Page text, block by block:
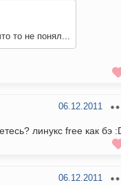
то не понял...
06.12.2011
линукс free как бэ
06.12.2011